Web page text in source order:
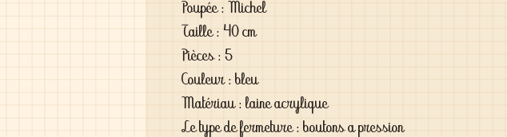
Poupée : Michel
Taille : 40 cm
Pièces : 5
Couleur : bleu
Matériau : laine acrylique
Le type de fermeture : boutons a pression